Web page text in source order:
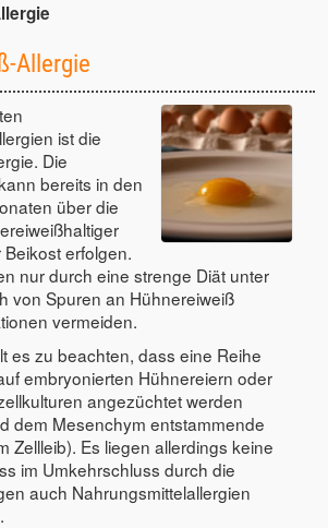
Allergie
ist die
Die
bereits in den
über die
erfolgen.
nur durch eine strenge Diät unter
von Spuren an Hühnereiweiß
vermeiden.
es zu beachten, dass eine Reihe
embryonierten Hühnereiern oder
angezüchtet werden
dem Mesenchym entstammende
Zellleib). Es liegen allerdings keine
im Umkehrschluss durch die
auch Nahrungsmittelallergien